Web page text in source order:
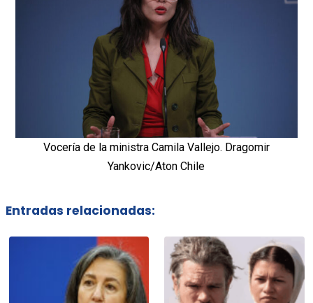
Vocería de la ministra Camila Vallejo. Dragomir
Yankovic/Aton Chile
Entradas relacionadas: